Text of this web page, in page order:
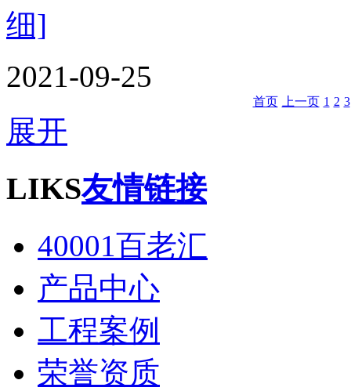
细]
2021-09-25
首页 上一页 1 2 3
展开
LIKS友情链接
40001百老汇
产品中心
工程案例
荣誉资质